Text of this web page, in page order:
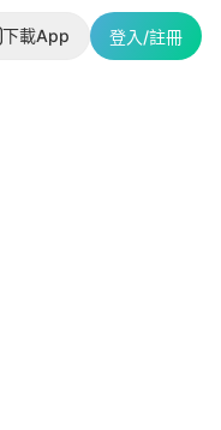
下載App 登入/註冊